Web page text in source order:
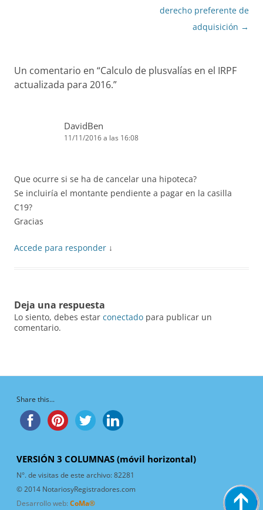
derecho preferente de
adquisición →
Un comentario en “Calculo de plusvalías en el IRPF
actualizada para 2016.”
DavidBen
11/11/2016 a las 16:08
Que ocurre si se ha de cancelar una hipoteca?
Se incluiría el montante pendiente a pagar en la casilla
C19?
Gracias
Accede para responder ↓
Deja una respuesta
Lo siento, debes estar conectado para publicar un
comentario.
Share this...
VERSIÓN 3 COLUMNAS (móvil horizontal)
N°. de visitas de este archivo:82281
© 2014 NotariosyRegistradores.com
Desarrollo web: CoMa®